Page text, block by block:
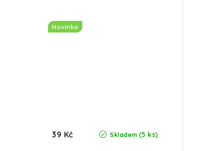
Novinka
Skladem (5 ks)
39 Kč